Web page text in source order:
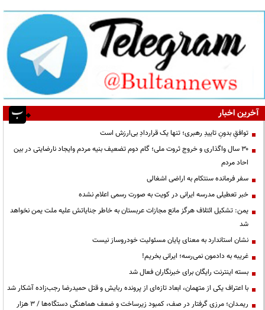
آخرین اخبار
توافقِ بدونِ تاییدِ رهبری؛ تنها یک قراردادِ بی‌ارزش است
۳۰ سال واگذاری و خروج ثروت ملی؛ گام دوم تضعیف بنیه مردم وایجاد نارضایتی در بین
احاد مردم
سفر فرمانده سنتکام به اراضی اشغالی
خبر تعطیلی مدرسه ایرانی در کویت به صورت رسمی اعلام نشده
یمن: تشکیل ائتلاف هرگز مانع مجازات عربستان به خاطر جنایاتش علیه ملت یمن نخواهد
شد
نشان استاندارد به معنای پایان مسئولیت خودروساز نیست
غریبه به دادمون نمی‌رسه؛ ایرانی بخریم!
بسته اینترنت رایگان برای خبرنگاران فعال شد
با اعتراف یکی از متهمان، ابعاد تازه‌ای از پرونده ربایش و قتل حمیدرضا رجب‌زاده آشکار شد
ریمـدان؛ مرزی گرفتار در صف، کمبود زیرساخت و ضعف هماهنگی دستگاه‌ها / ۳ هزار